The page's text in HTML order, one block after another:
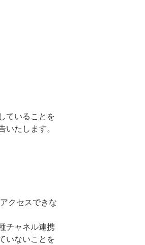
ていることを
たします。
クセスできな
チャネル連携
いないことを